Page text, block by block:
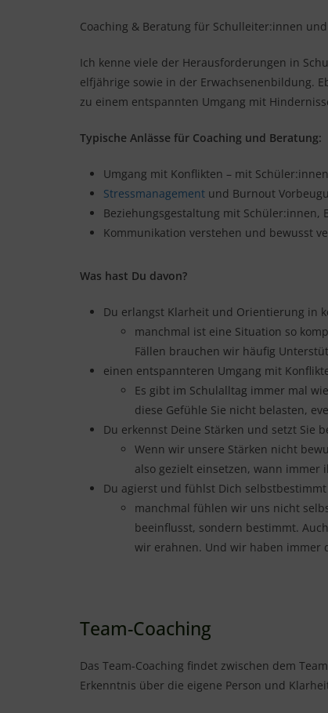
Coaching & Beratung für Schulleiter:innen
Ich kenne viele der Herausforderungen in
elfjährige sowie in der Erwachsenenbildung.
zu einem entspannten Umgang mit
Typische Anlässe für Coaching und Beratung:
Umgang mit Konflikten – mit
Stressmanagement und Burnout
Beziehungsgestaltung mit Schüler:innen,
Kommunikation verstehen und bewusst
Was hast Du davon?
Du erlangst Klarheit und Orientierung in
manchmal ist eine Situation so
Fällen brauchen wir häufig
einen entspannteren Umgang mit
Es gibt im Schulalltag immer mal
diese Gefühle Sie nicht belasten,
Du erkennst Deine Stärken und setzt Sie
Wenn wir unsere Stärken nicht
also gezielt einsetzen, wann immer
Du agierst und fühlst Dich selbstbestimmt
manchmal fühlen wir uns nicht
beeinflusst, sondern bestimmt.
wir erahnen. Und wir haben immer
Team-Coaching
Das Team-Coaching findet zwischen dem
Erkenntnis über die eigene Person und